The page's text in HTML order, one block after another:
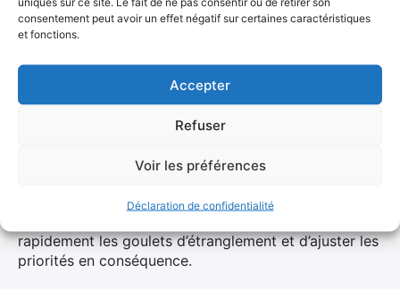
consentement peut avoir un effet négatif sur certaines caractéristiques
et fonctions.
Accepter
Refuser
Voir les préférences
Déclaration de confidentialité
où chaque tâche est représentée par une carte,
permettant ainsi aux équipes de visualiser l’état
la flexibilité et l’amélioration continue grâce à des
ajustements constants basés sur le retour
d’expérience.
sur un projet logiciel complexe. Grâce au tableau
cours, lesquelles sont terminées et celles qui
rapidement les goulets d’étranglement et d’ajuster les
priorités en conséquence.